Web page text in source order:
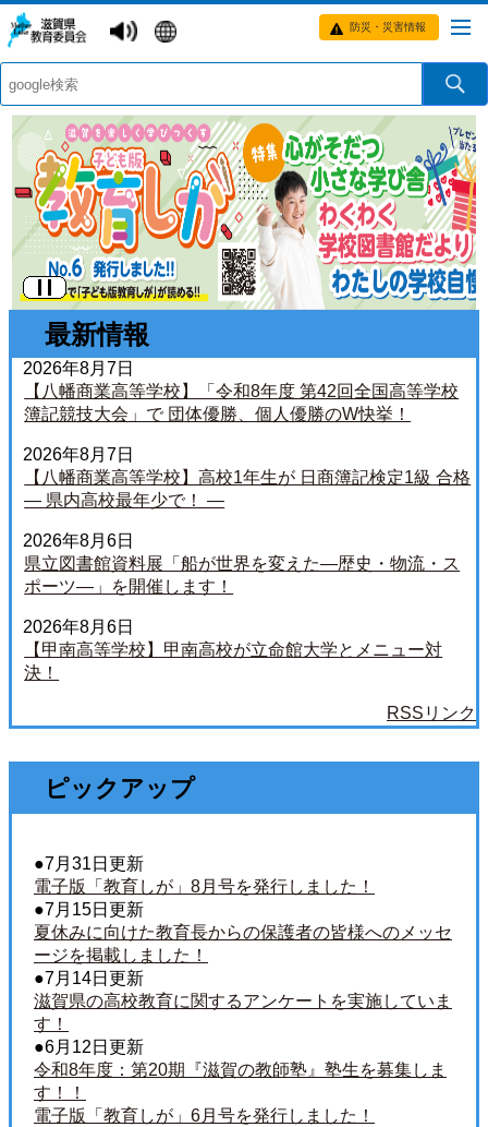
防災・災害情報
滋
賀
県
育
委
員
会
ト
ッ
プ
ペ
ー
本
文
開
始
位
置
最新情報
2026年8月7日
【八幡商業高等学校】「令和8年度 第42回全国高等学校
簿記競技大会」で 団体優勝、個人優勝のW快挙！
2026年8月7日
【八幡商業高等学校】高校1年生が 日商簿記検定1級 合格
― 県内高校最年少で！ ―
2026年8月6日
県立図書館資料展「船が世界を変えた―歴史・物流・ス
ポーツ―」を開催します！
2026年8月6日
【甲南高等学校】甲南高校が立命館大学とメニュー対
決！
RSSリンク
ピックアップ
●7月31日更新
電子版「教育しが」8月号を発行しました！
●7月15日更新
夏休みに向けた教育長からの保護者の皆様へのメッセ
●7月14日更新
滋賀県の高校教育に関するアンケートを実施していま
す！
●6月12日更新
令和8年度：第20期『滋賀の教師塾』塾生を募集しま
す！！
電子版「教育しが」6月号を発行しました！